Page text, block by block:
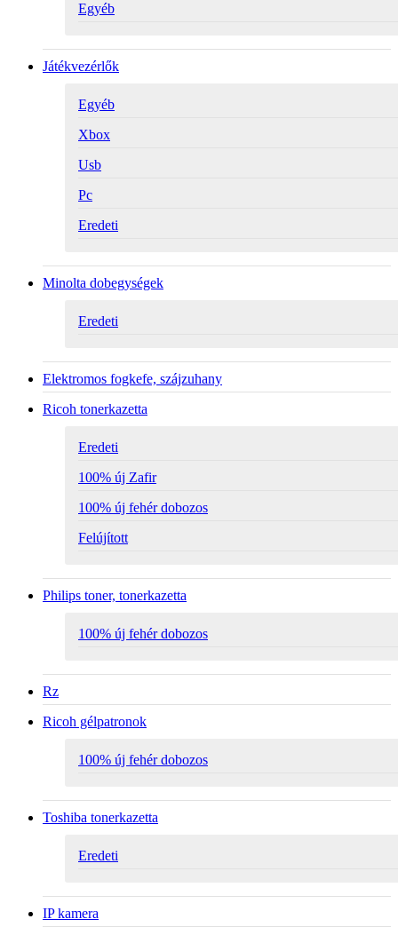
Egyéb
Játékvezérlők
Egyéb
Xbox
Usb
Pc
Eredeti
Minolta dobegységek
Eredeti
Elektromos fogkefe, szájzuhany
Ricoh tonerkazetta
Eredeti
100% új Zafir
100% új fehér dobozos
Felújított
Philips toner, tonerkazetta
100% új fehér dobozos
Rz
Ricoh gélpatronok
100% új fehér dobozos
Toshiba tonerkazetta
Eredeti
IP kamera